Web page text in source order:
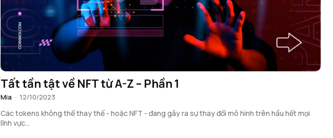
Tất tần tật về NFT từ A-Z – Phần 1
Mia - 12/10/2023
Các tokens không thể thay thế - hoặc NFT - đang gây ra sự thay đổi mô hình trên hầu hết mọi
lĩnh vực...